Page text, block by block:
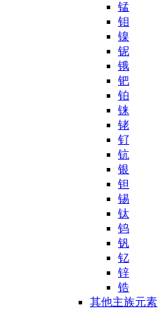
锰
钼
镍
铌
锇
钯
铂
铼
铑
钌
钪
银
钽
锡
钛
钨
钒
钇
锌
锆
其他主族元素